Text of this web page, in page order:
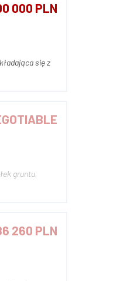
000 PLN
260 PLN